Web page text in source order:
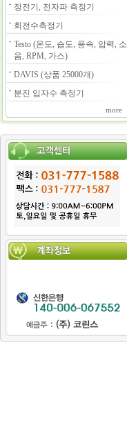
정전기, 전자파 측정기
회전수측정기
Testo (온도, 습도, 풍속, 압력, 소
음, RPM, 가스)
DAVIS (상품 25000개)
분진 입자수 측정기
more